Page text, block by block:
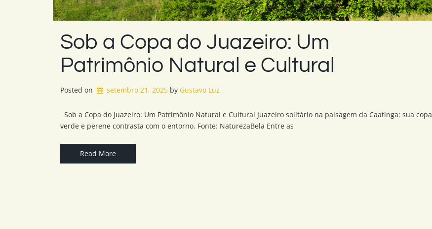
Sob a Copa do Juazeiro: Um
Patrimônio Natural e Cultural
Posted on setembro 21, 2025 by Gustavo Luz
Sob a Copa do Juazeiro: Um Patrimônio Natural e Cultural Juazeiro solitário na paisagem da Caatinga: sua copa
verde e perene contrasta com o entorno. Fonte: NaturezaBela Entre as
Read More